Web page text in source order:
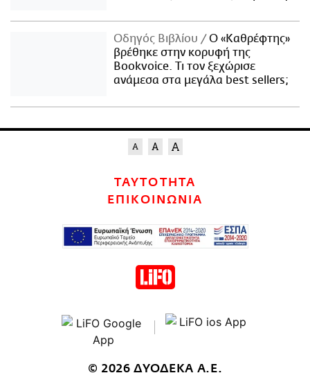
Οδηγός Βιβλίου
Ο «Καθρέφτης»
βρέθηκε στην κορυφή της
Bookvoice. Τι τον ξεχώρισε
ανάμεσα στα μεγάλα best sellers;
ΤΑΥΤΟΤΗΤΑ
ΕΠΙΚΟΙΝΩΝΙΑ
© 2026 ΔΥΟΔΕΚΑ Α.Ε.